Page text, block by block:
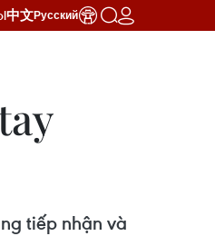
中文Русский
tiếp nhận và